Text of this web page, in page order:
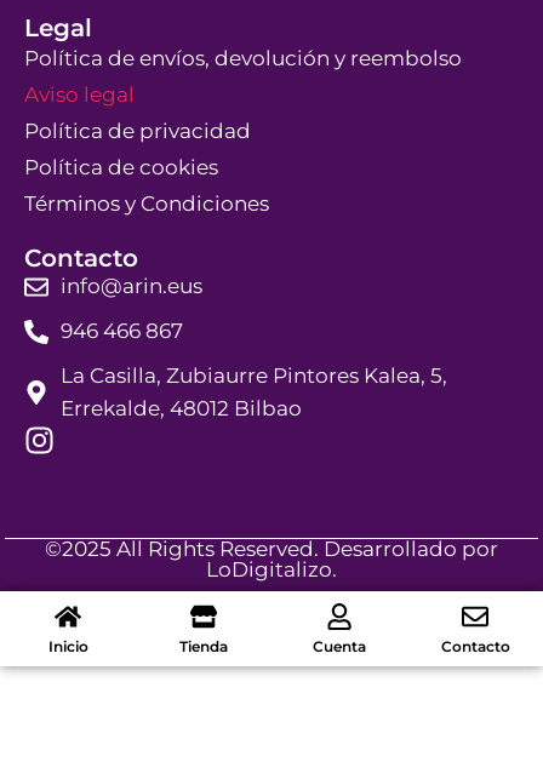
Legal
Política de envíos, devolución y reembolso
Aviso legal
Política de privacidad
Política de cookies
Términos y Condiciones
Contacto
info@arin.eus
946 466 867
La Casilla, Zubiaurre Pintores Kalea, 5,
Errekalde, 48012 Bilbao
©2025 All Rights Reserved. Desarrollado por
LoDigitalizo.
Inicio Tienda Cuenta Contacto